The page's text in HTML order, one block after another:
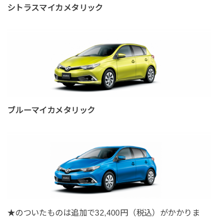
シトラスマイカメタリック
ブルーマイカメタリック
★のついたものは追加で32,400円（税込）がかかりま